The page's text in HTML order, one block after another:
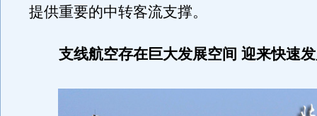
提供重要的中转客流支撑。
支线航空存在巨大发展空间 迎来快速